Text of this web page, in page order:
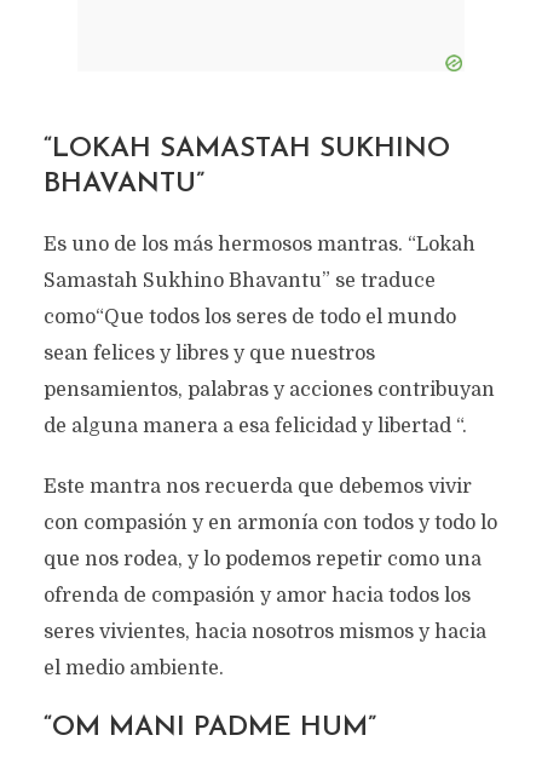
“LOKAH SAMASTAH SUKHINO
BHAVANTU”
Es uno de los más hermosos mantras. “Lokah
Samastah Sukhino Bhavantu” se traduce
como“Que todos los seres de todo el mundo
sean felices y libres y que nuestros
pensamientos, palabras y acciones contribuyan
de alguna manera a esa felicidad y libertad “.
Este mantra nos recuerda que debemos vivir
con compasión y en armonía con todos y todo lo
que nos rodea, y lo podemos repetir como una
ofrenda de compasión y amor hacia todos los
seres vivientes, hacia nosotros mismos y hacia
el medio ambiente.
“OM MANI PADME HUM”